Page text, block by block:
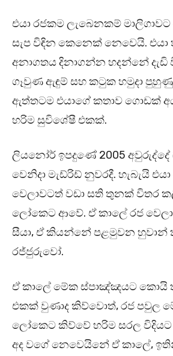
එයා රජකම ලැබෙනකම්
සැප විඳින කෙනෙක් නෙවෙයි.
අනාගතය දිනාගන්න හදන්නේ දැඩි
ගෑවුණ ඇඳුම් සහ කටුක හමුදා
ඇත්තටම එයාගේ කතාව ගොඩක්
හරිම සුවිශේෂී එකක්.
ලියනෝර් ඉපදුණේ 2005
වෙනිදා මැඩ්රිඩ් නුවරදී. හැබැයි
වෙලාවටත් වඩා සති තුනක් විතර
ලෝකෙට ආවේ. ඒ කාලේ රජ
සීයා, ඒ කියන්නේ පළමුවන හුවාන්
රජ්ජුරුවෝ.
ඒ කාලේ මේක ස්පාඤ්ඤයට
එකක් වුණාද කිව්වොත්, රජ පවුල
ලෝකෙට කිව්වේ හරිම සරල විදියට
අද වගේ නෙවෙයිනේ ඒ කාලේ,